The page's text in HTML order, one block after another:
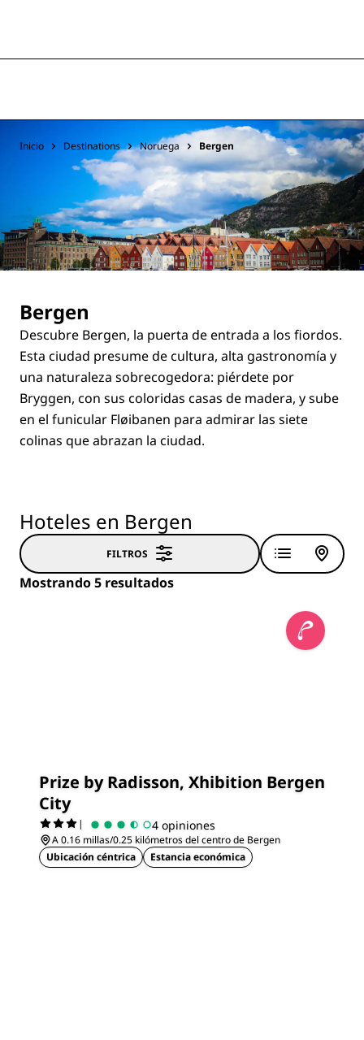
Inicio Destinations Noruega Bergen
Bergen
Descubre Bergen, la puerta de entrada a los fiordos.
Esta ciudad presume de cultura, alta gastronomía y
una naturaleza sobrecogedora: piérdete por
Bryggen, con sus coloridas casas de madera, y sube
en el funicular Fløibanen para admirar las siete
colinas que abrazan la ciudad.
Hoteles en Bergen
FILTROS
Mostrando 5 resultados
Prize by Radisson, Xhibition Bergen
City
| 4 opiniones
A 0.16 millas/0.25 kilómetros del centro de Bergen
Ubicación céntrica
Estancia económica